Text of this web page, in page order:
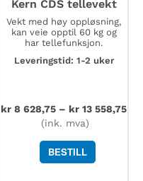
Kern CDS tellevekt
Vekt med høy oppløsning,
kan veie opptil 60 kg og
har tellefunksjon.
Leveringstid: 1-2 uker
kr 8 628,75 – kr 13 558,75
(ink. mva)
BESTILL